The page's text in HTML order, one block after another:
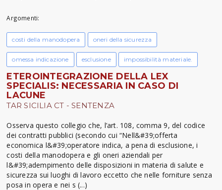
Argomenti:
costi della manodopera oneri della sicurezza
omessa indicazione esclusione impossibilità materiale.
ETEROINTEGRAZIONE DELLA LEX
SPECIALIS: NECESSARIA IN CASO DI
LACUNE
TAR SICILIA CT - SENTENZA
Osserva questo collegio che, l’art. 108, comma 9, del codice
dei contratti pubblici (secondo cui “Nell&#39;offerta
economica l&#39;operatore indica, a pena di esclusione, i
costi della manodopera e gli oneri aziendali per
l&#39;adempimento delle disposizioni in materia di salute e
sicurezza sui luoghi di lavoro eccetto che nelle forniture senza
posa in opera e nei s (...)